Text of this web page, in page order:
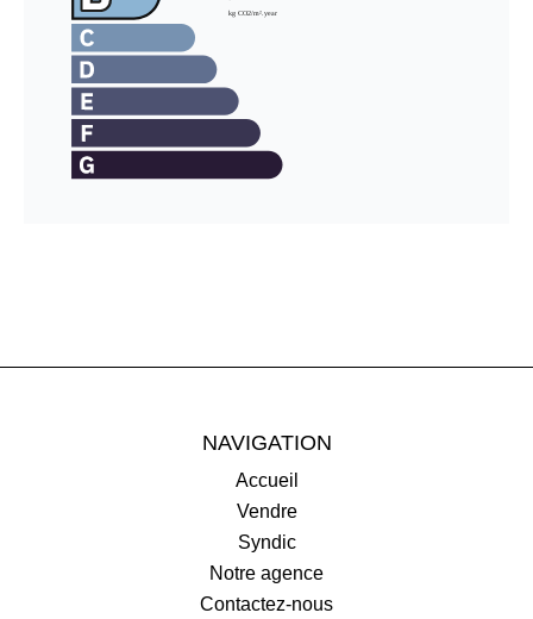
NAVIGATION
Accueil
Vendre
Syndic
Notre agence
Contactez-nous